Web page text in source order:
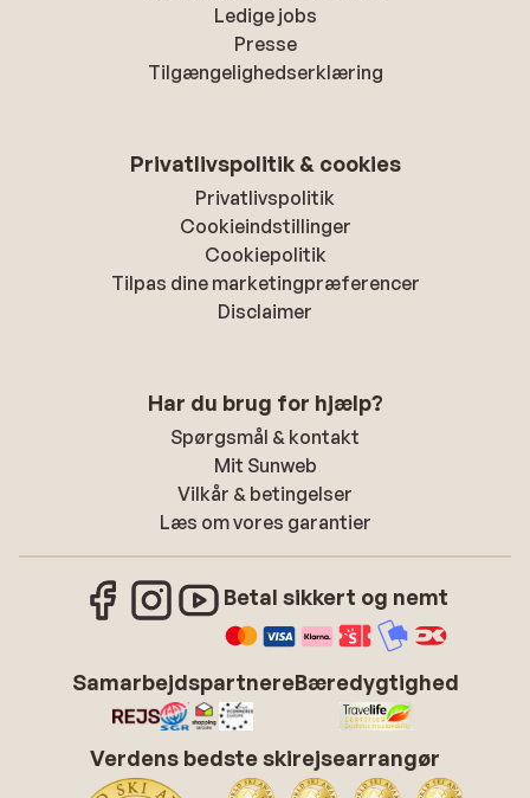
Ledige jobs
Presse
Tilgængelighedserklæring
Privatlivspolitik & cookies
Privatlivspolitik
Cookieindstillinger
Cookiepolitik
Tilpas dine marketingpræferencer
Disclaimer
Har du brug for hjælp?
Spørgsmål & kontakt
Mit Sunweb
Vilkår & betingelser
Læs om vores garantier
Betal sikkert og nemt
SamarbejdspartnereBæredygtighed
Verdens bedste skirejsearrangør